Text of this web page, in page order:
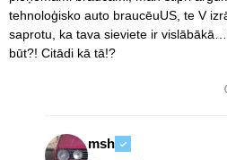
tehnoloģisko auto braucēuUS, te V
saprotu, ka tava sieviete ir
būt?! Citādi kā tā!?
msh